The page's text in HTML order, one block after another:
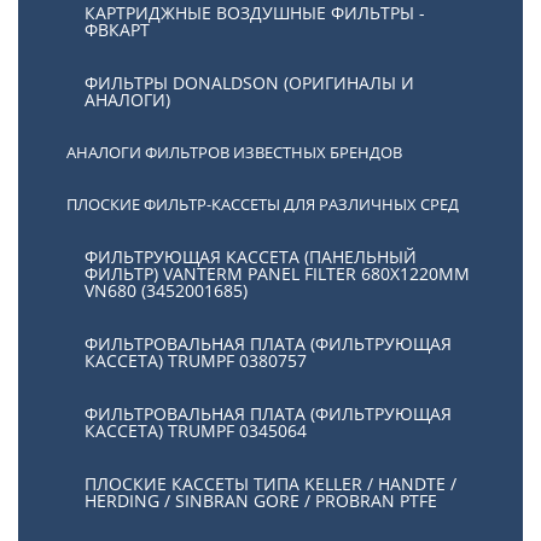
КАРТРИДЖНЫЕ ВОЗДУШНЫЕ ФИЛЬТРЫ -
ФВКАРТ
ФИЛЬТРЫ DONALDSON (ОРИГИНАЛЫ И
АНАЛОГИ)
АНАЛОГИ ФИЛЬТРОВ ИЗВЕСТНЫХ БРЕНДОВ
ПЛОСКИЕ ФИЛЬТР-КАССЕТЫ ДЛЯ РАЗЛИЧНЫХ СРЕД
ФИЛЬТРУЮЩАЯ КАССЕТА (ПАНЕЛЬНЫЙ
ФИЛЬТР) VANTERM PANEL FILTER 680X1220MM
VN680 (3452001685)
ФИЛЬТРОВАЛЬНАЯ ПЛАТА (ФИЛЬТРУЮЩАЯ
КАССЕТА) TRUMPF 0380757
ФИЛЬТРОВАЛЬНАЯ ПЛАТА (ФИЛЬТРУЮЩАЯ
КАССЕТА) TRUMPF 0345064
ПЛОСКИЕ КАССЕТЫ ТИПА KELLER / HANDTE /
HERDING / SINBRAN GORE / PROBRAN PTFE